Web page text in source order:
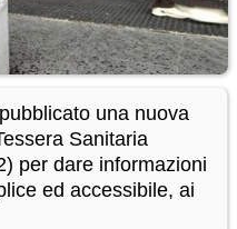
una nuova
Sanitaria
per dare informazioni
ed accessibile, ai